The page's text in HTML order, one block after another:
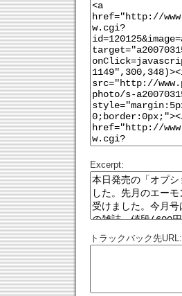
Excerpt:
トラックバック先URL: